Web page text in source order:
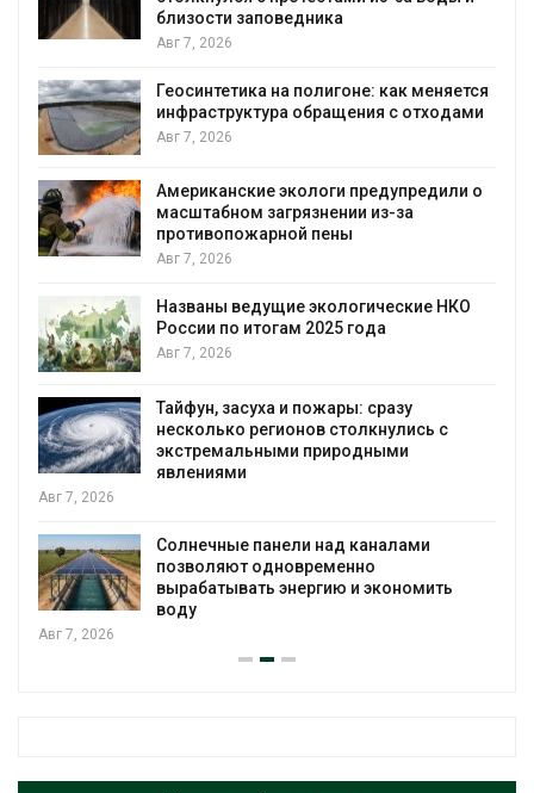
близости заповедника
Авг 7, 2026
Геосинтетика на полигоне: как меняется
инфраструктура обращения с отходами
Авг 7, 2026
Американские экологи предупредили о
масштабном загрязнении из-за
противопожарной пены
Авг 7, 2026
Названы ведущие экологические НКО
России по итогам 2025 года
Авг 7, 2026
Тайфун, засуха и пожары: сразу
несколько регионов столкнулись с
экстремальными природными
явлениями
Авг 7, 2026
Солнечные панели над каналами
позволяют одновременно
вырабатывать энергию и экономить
воду
Авг 7, 2026